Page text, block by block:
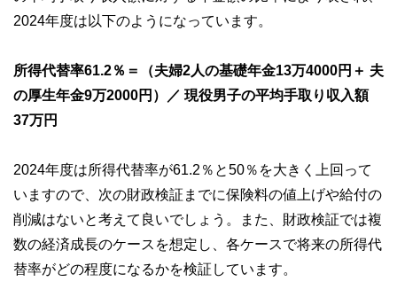
2024年度は以下のようになっています。
所得代替率61.2％＝（夫婦2人の基礎年金13万4000円＋ 夫
の厚生年金9万2000円）／ 現役男子の平均手取り収入額
37万円
2024年度は所得代替率が61.2％と50％を大きく上回って
いますので、次の財政検証までに保険料の値上げや給付の
削減はないと考えて良いでしょう。また、財政検証では複
数の経済成長のケースを想定し、各ケースで将来の所得代
替率がどの程度になるかを検証しています。